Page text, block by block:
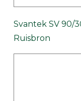
Svantek SV 90/
Ruisbron